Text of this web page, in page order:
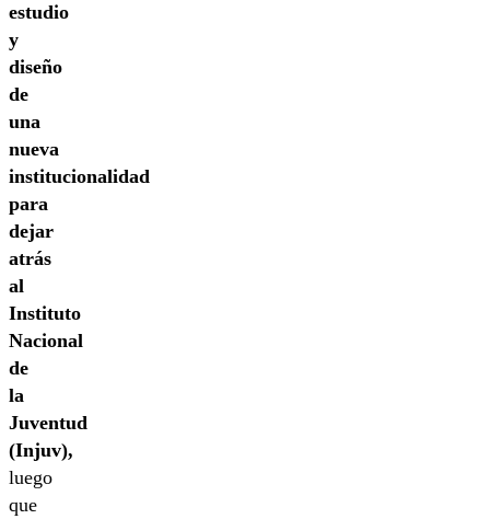
estudio
y
diseño
de
una
nueva
institucionalidad
para
dejar
atrás
al
Instituto
Nacional
de
la
Juventud
(Injuv),
luego
que